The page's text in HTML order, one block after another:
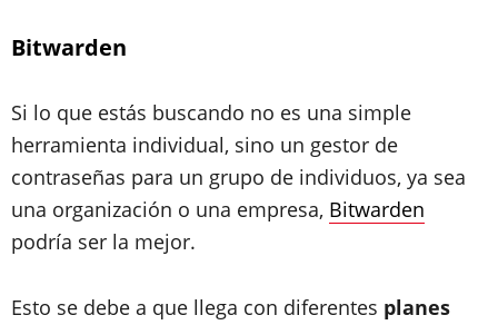
Bitwarden
Si lo que estás buscando no es una simple
herramienta individual, sino un gestor de
contraseñas para un grupo de individuos, ya sea
una organización o una empresa, Bitwarden
podría ser la mejor.
Esto se debe a que llega con diferentes planes